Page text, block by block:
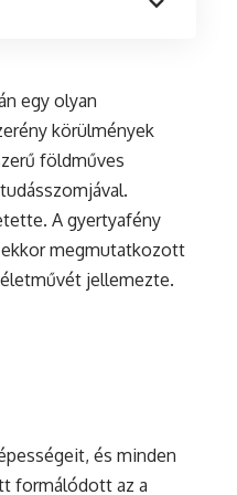
egy olyan
körülmények
földműves
A gyertyafény
megmutatkozott
jellemezte.
és minden
formálódott az a